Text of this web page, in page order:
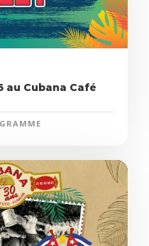
Cubana Café